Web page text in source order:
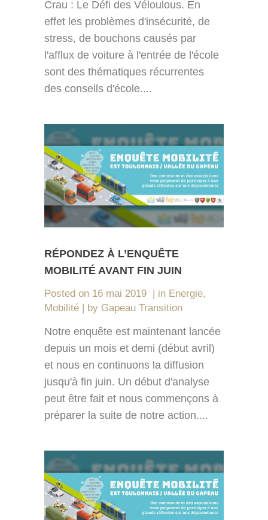
Crau : Le Défi des Véloulous. En
effet les problèmes d'insécurité, de
stress, de bouchons causés par
l'afflux de voiture à l'entrée de l'école
sont des thématiques récurrentes
des conseils d'école....
RÉPONDEZ À L’ENQUÊTE
MOBILITÉ AVANT FIN JUIN
Posted on 16 mai 2019 in Energie,
Mobilité
by Gapeau Transition
Notre enquête est maintenant lancée
depuis un mois et demi (début avril)
et nous en continuons la diffusion
jusqu'à fin juin. Un début d'analyse
peut être fait et nous commençons à
préparer la suite de notre action....